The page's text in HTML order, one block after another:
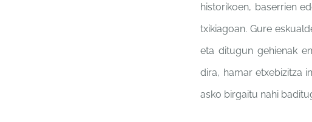
historikoen, baserrien
txikiagoan.Gure
etaditugun gehienak
dira, hamar etxebizitza
asko birgaitu nahi